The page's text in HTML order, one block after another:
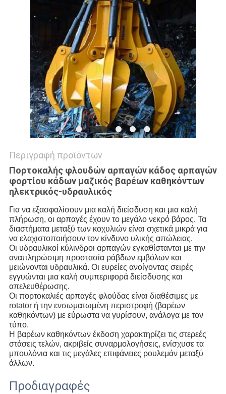
Περιγραφή προϊόντων
Πορτοκαλής φλουδών αρπαγών κάδος αρπαγών
φορτίου κάδων μαζικός βαρέων καθηκόντων
ηλεκτρικός-υδραυλικός
Για να εξασφαλίσουν μια καλή διείσδυση και μια καλή
πλήρωση, οι αρπαγές έχουν το μεγάλο νεκρό βάρος. Τα
διαστήματα μεταξύ των κοχυλιών είναι σχετικά μικρά για
να ελαχιστοποιήσουν τον κίνδυνο υλικής απώλειας.
Οι υδραυλικοί κύλινδροι αρπαγών εγκαθίστανται με την
αναπληρώσιμη προστασία ράβδων εμβόλων και
μειώνονται υδραυλικά. Οι ευρείες ανοίγοντας σειρές
εγγυώνται μια καλή συμπεριφορά διείσδυσης και
απελευθέρωσης.
Οι πορτοκαλιές αρπαγές φλούδας είναι διαθέσιμες με
rotator ή την ενσωματωμένη περιστροφή (βαρέων
καθηκόντων) με εύρωστα να γυρίσουν, ανάλογα με τον
τύπο.
Η βαρέων καθηκόντων έκδοση χαρακτηρίζει τις στερεές
στάσεις τελών, ακριβείς συναρμολογήσεις, ενίσχυσε τα
μπουλόνια και τις μεγάλες επιφάνειες ρουλεμάν μεταξύ
άλλων.
Προδιαγραφές